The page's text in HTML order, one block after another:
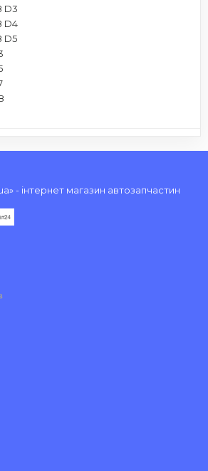
D3
D4
D5
- інтернет магазин автозапчастин